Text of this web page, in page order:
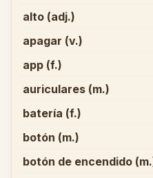
alto (adj.)
apagar (v.)
app (f.)
auriculares (m.)
batería (f.)
botón (m.)
botón de encendido